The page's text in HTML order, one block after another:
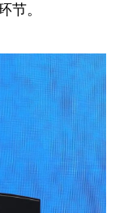
节。